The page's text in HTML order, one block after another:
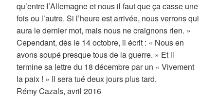
qu’entre l’Allemagne et nous il faut que ça casse une
fois ou l’autre. Si l’heure est arrivée, nous verrons qui
aura le dernier mot, mais nous ne craignons rien. »
Cependant, dès le 14 octobre, il écrit : « Nous en
avons soupé presque tous de la guerre. » Et il
termine sa lettre du 18 décembre par un « Vivement
la paix ! » Il sera tué deux jours plus tard.
Rémy Cazals, avril 2016